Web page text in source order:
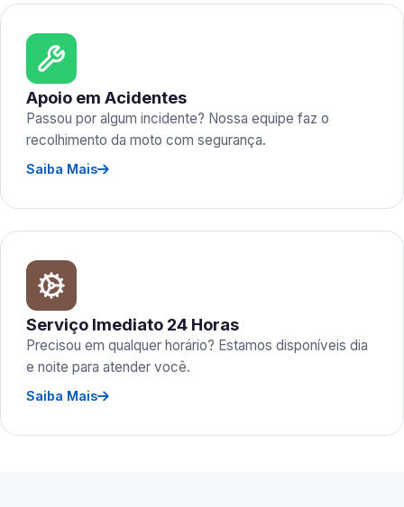
Apoio em Acidentes
Passou por algum incidente? Nossa equipe faz o
recolhimento da moto com segurança.
Saiba Mais
Serviço Imediato 24 Horas
Precisou em qualquer horário? Estamos disponíveis dia
e noite para atender você.
Saiba Mais